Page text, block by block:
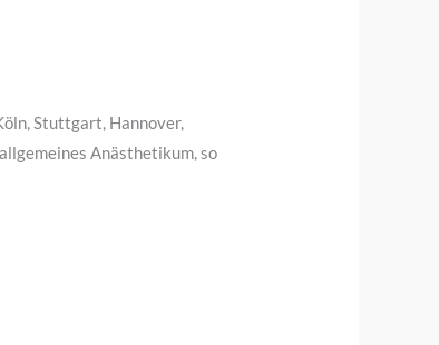
Stuttgart, Hannover,
Anästhetikum, so